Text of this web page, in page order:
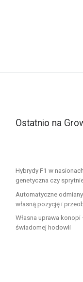
Ostatnio na
Hybrydy F1 w
genetyczna czy
Automatyczne
własną pozycję i
Własna uprawa
świadomej hodowli